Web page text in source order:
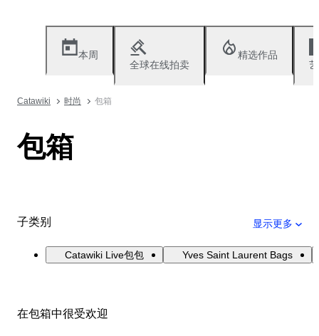
本周
全球在线拍卖
精选作品
Catawiki 时尚 包箱
包箱
子类别 显示更多
Catawiki Live包包 Yves Saint Laurent Bags
在包箱中很受欢迎